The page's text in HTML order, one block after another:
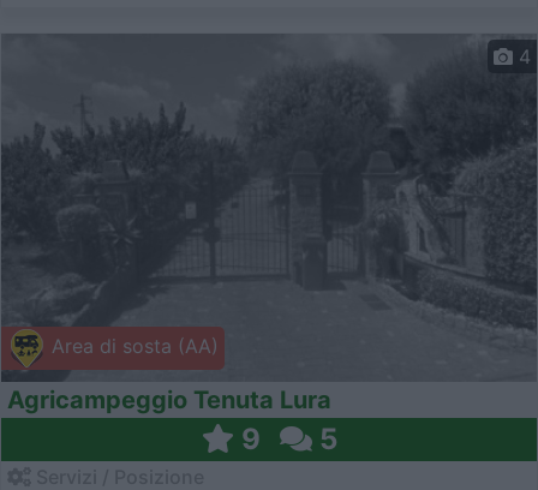
Area di sosta (AA)
4
Agricampeggio Tenuta Lura
9 5